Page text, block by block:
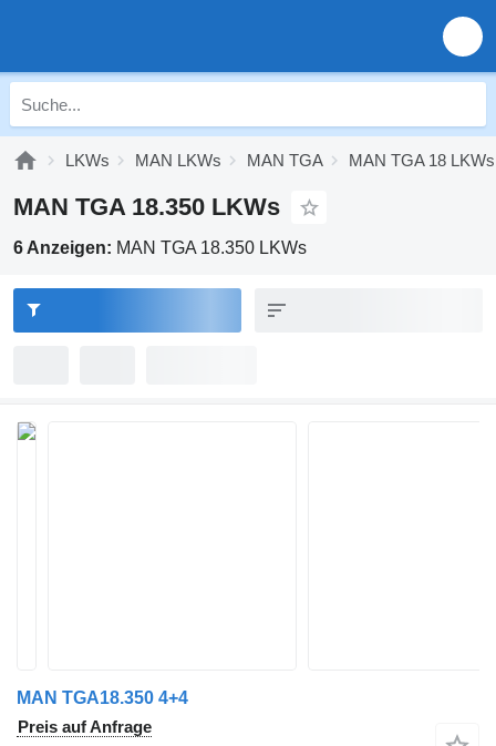
LKWs MAN LKWs MAN TGA MAN TGA 18 LKWs
MAN TGA 18.350 LKWs
6 Anzeigen: MAN TGA 18.350 LKWs
MAN TGA18.350 4+4
Preis auf Anfrage